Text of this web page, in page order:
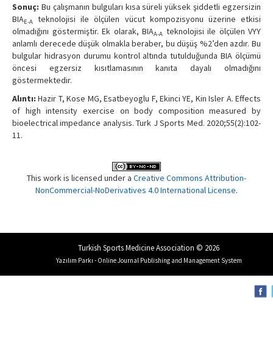
Sonuç: Bu çalışmanın bulguları kısa süreli yüksek şiddetli egzersizin
BIAE-A
teknolojisi ile ölçülen vücut kompozisyonu üzerine etkisi
olmadığını göstermiştir. Ek olarak, BIAA-A teknolojisi ile ölçülen VYY
anlamlı derecede düşük olmakla beraber, bu düşüş %2’den azdır. Bu
bulgular hidrasyon durumu kontrol altında tutulduğunda BIA ölçümü
öncesi egzersiz kısıtlamasının kanıta dayalı olmadığını
göstermektedir.
Alıntı: Hazir T, Kose MG, Esatbeyoglu F, Ekinci YE, Kin Isler A. Effects
of high intensity exercise on body composition measured by
bioelectrical impedance analysis. Turk J Sports Med. 2020;55(2):102-
11.
This work is licensed under a Creative Commons Attribution-
NonCommercial-NoDerivatives 4.0 International License.
Turkish Sports Medicine Association © 2026
Yazılım Parkı - Online Journal Publishing and Management System